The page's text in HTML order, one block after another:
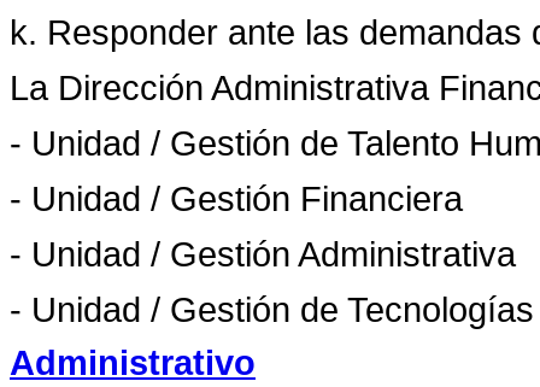
k. Responder ante las demandas
La Dirección Administrativa
- Unidad / Gestión de Talento
- Unidad / Gestión Financiera
- Unidad / Gestión Administrativa
- Unidad / Gestión de
Administrativo